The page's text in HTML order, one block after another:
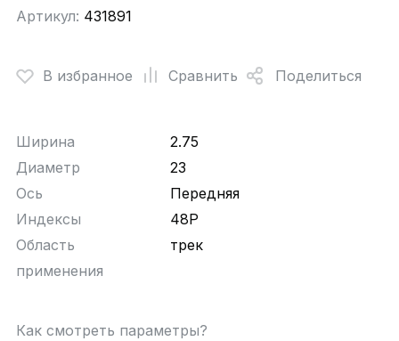
Артикул: 431891
В избранное Сравнить Поделиться
Ширина
2.75
Диаметр
23
Ось
Передняя
Индексы
48P
Область
применения
трек
Как смотреть параметры?